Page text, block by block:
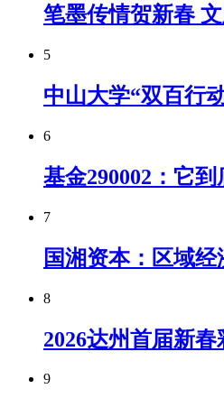
笔墨传情贺新春
5
中山大学“双百行
6
基金290002：它到
7
国湘资本：区域经
8
2026达州首届新春
9